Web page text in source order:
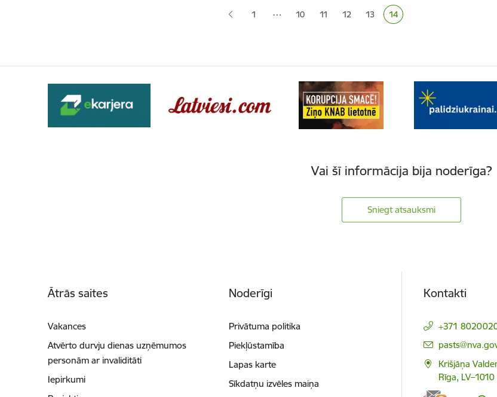
1 … Lapa
10 Lapa
11 Lapa
12 Lapa
13 Pašreizējā lapa
14
Vai šī informācija bija noderīga?
Sniegt atsauksmi
Ātrās saites
Vakances
Atvērto durvju dienas uzņēmumos
personām ar invaliditāti
Iepirkumi
Noderīgi
Privātuma politika
Piekļūstamība
Lapas karte
Sīkdatņu izvēles maiņa
Kontakti
+371
E-pasts:
Krišjāņa
Rīga, LV–1010